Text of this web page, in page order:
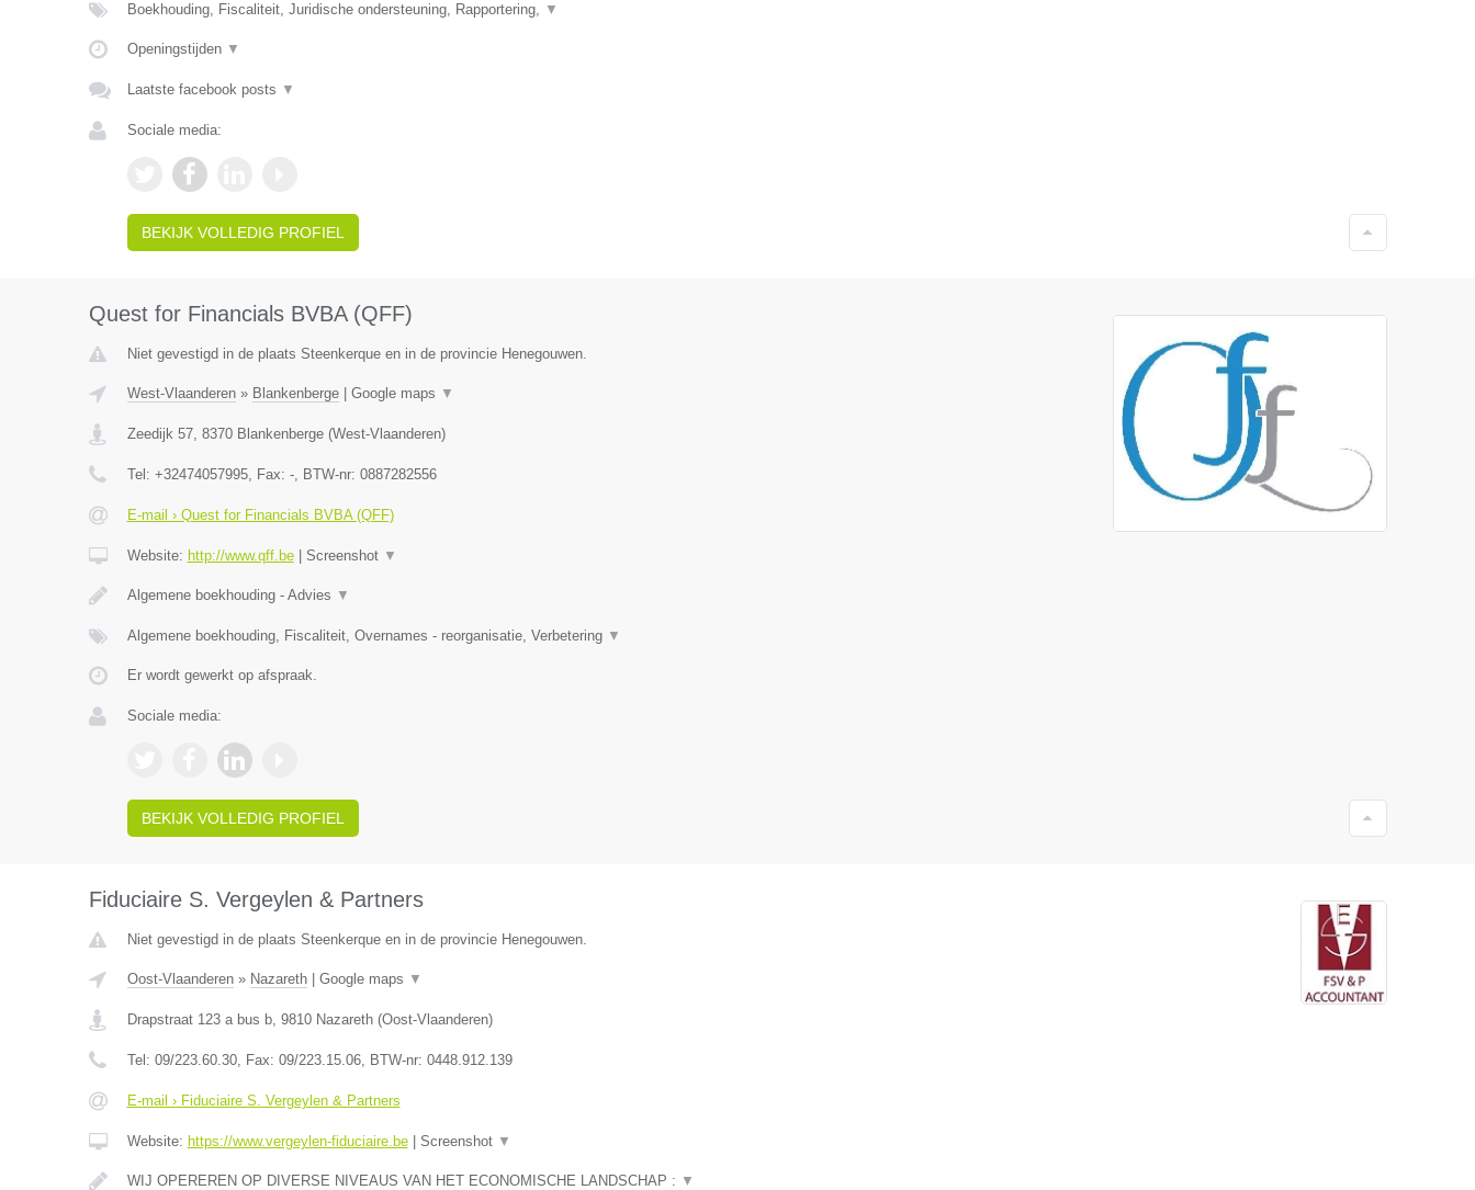
Boekhouding, Fiscaliteit, Juridische ondersteuning, Rapportering, ▼
Openingstijden ▼
Laatste facebook posts ▼
Sociale media:
BEKIJK VOLLEDIG PROFIEL
Quest for Financials BVBA (QFF)
Niet gevestigd in de plaats Steenkerque en in de provincie Henegouwen.
West-Vlaanderen» Blankenberge| Google maps ▼
Zeedijk 57, 8370 Blankenberge(West-Vlaanderen)
Tel: +32474057995, Fax: -, BTW-nr: 0887282556
E-mail › Quest for Financials BVBA (QFF)
Website: http://www.qff.be| Screenshot ▼
Algemene boekhouding - Advies ▼
Algemene boekhouding, Fiscaliteit, Overnames - reorganisatie, Verbetering ▼
Er wordt gewerkt op afspraak.
Sociale media:
BEKIJK VOLLEDIG PROFIEL
Fiduciaire S. Vergeylen & Partners
Niet gevestigd in de plaats Steenkerque en in de provincie Henegouwen.
Oost-Vlaanderen» Nazareth| Google maps ▼
Drapstraat 123 a bus b, 9810 Nazareth(Oost-Vlaanderen)
Tel: 09/223.60.30, Fax: 09/223.15.06, BTW-nr: 0448.912.139
E-mail › Fiduciaire S. Vergeylen & Partners
Website: https://www.vergeylen-fiduciaire.be| Screenshot ▼
WIJ OPEREREN OP DIVERSE NIVEAUS VAN HET ECONOMISCHE LANDSCHAP : ▼